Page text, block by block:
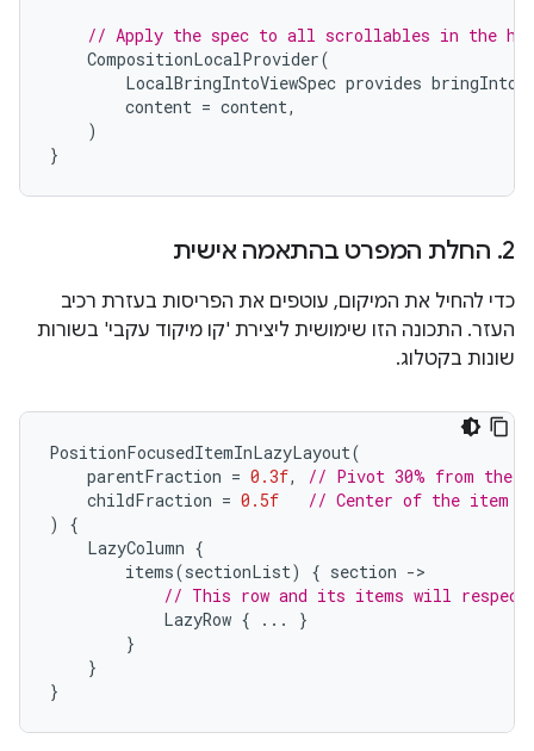
// Apply the spec to all scrollables in the
CompositionLocalProvider(
LocalBringIntoViewSpec provides
content = content,
)
}
2
. החלת המפרט בהתאמה אישית
כדי להחיל את המיקום, עוטפים את הפריסות בעזרת רכיב
העזר. התכונה הזו שימושית ליצירת 'קו מיקוד עקבי' בשורות
שונות בקטלוג.
PositionFocusedItemInLazyLayout(
parentFraction = 0.3f,
// Pivot 30% from the
childFraction = 0.5f
// Center of the item
)
{
LazyColumn {
items(sectionList) { section -
// This row and its items will respect
LazyRow { ...
}
}
}
}